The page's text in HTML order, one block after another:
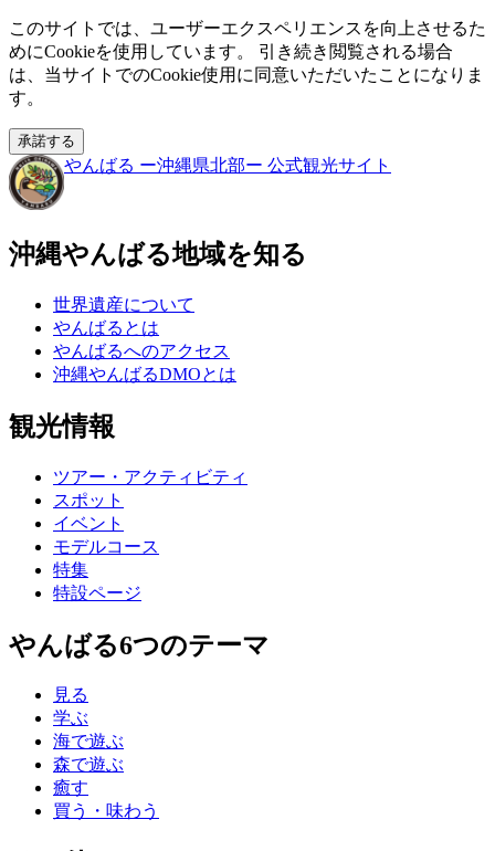
このサイトでは、ユーザーエクスペリエンスを向上させるた
めにCookieを使用しています。 引き続き閲覧される場合
は、当サイトでのCookie使用に同意いただいたことになりま
す。
承諾する
やんばる ー沖縄県北部ー 公式観光サイト
沖縄やんばる地域を知る
世界遺産について
やんばるとは
やんばるへのアクセス
沖縄やんばるDMOとは
観光情報
ツアー・アクティビティ
スポット
イベント
モデルコース
特集
特設ページ
やんばる6つのテーマ
見る
学ぶ
海で遊ぶ
森で遊ぶ
癒す
買う・味わう